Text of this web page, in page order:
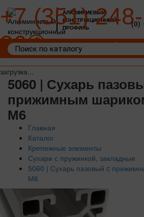
загрузка...
АЛЮМИНИЕВЫЙ
КОНСТРУКЦИОННЫЙ
ПРОФИЛЬ
+7 (351)
36
(0)
5060 | Сухарь
прижимным
М6
Главная
Каталог
Крепежные элементы
Сухари с пружинкой, закладные
5060 | Сухарь пазовый c
М6